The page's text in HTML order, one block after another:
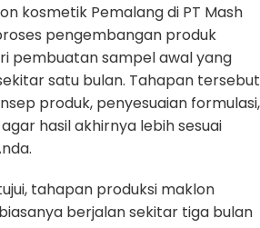
kosmetik Pemalang di PT Mash
pengembangan produk
pembuatan sampel awal yang
satu bulan. Tahapan tersebut
produk, penyesuaian formulasi,
hasil akhirnya lebih sesuai
tahapan produksi maklon
berjalan sekitar tiga bulan